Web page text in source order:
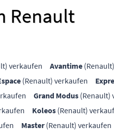
Renault
verkaufen Avantime
(Renault) verkaufen
Grand Modus (Renault)
Koleos (Renault)
Master(Renault) verkaufen